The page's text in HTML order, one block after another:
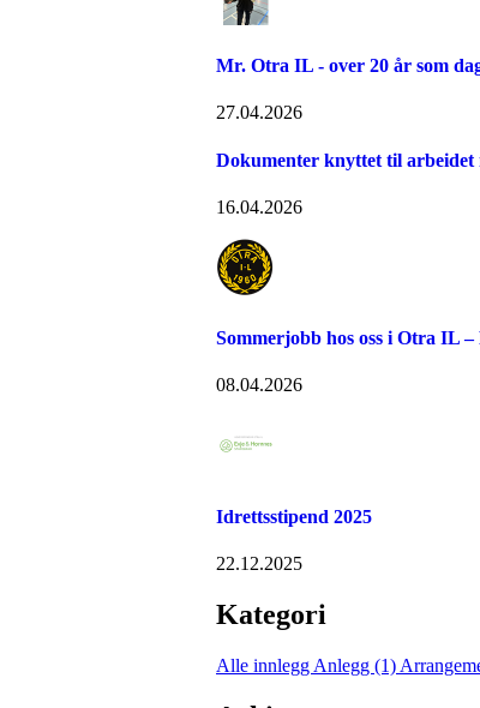
Mr. Otra IL - over 20 år som
27.04.2026
Dokumenter knyttet til
16.04.2026
Sommerjobb hos oss i Otra IL
08.04.2026
Idrettsstipend 2025
22.12.2025
Kategori
Alle innlegg Anlegg (1)